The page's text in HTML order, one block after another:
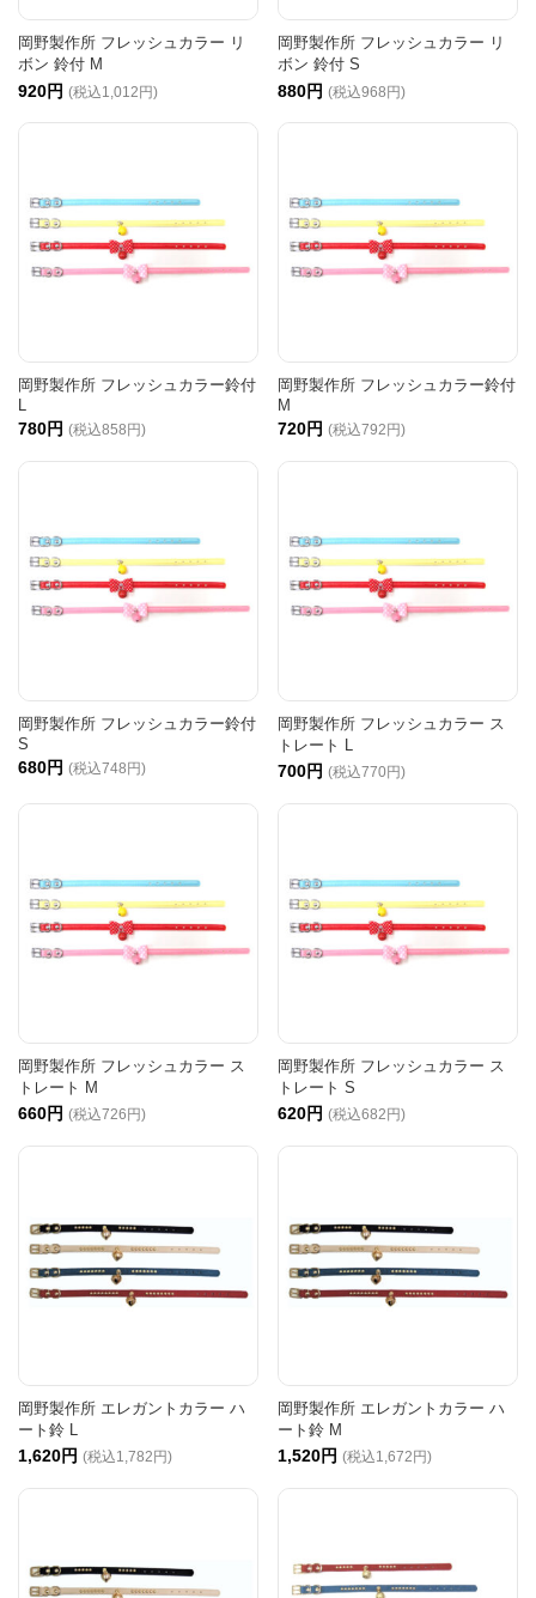
岡野製作所 フレッシュカラー リ
ボン 鈴付 M
920円 (税込1,012円)
岡野製作所 フレッシュカラー リ
ボン 鈴付 S
880円 (税込968円)
岡野製作所 フレッシュカラー鈴付
780円 (税込858円)
岡野製作所 フレッシュカラー鈴付
M
720円 (税込792円)
岡野製作所 フレッシュカラー鈴付
S
680円 (税込748円)
岡野製作所 フレッシュカラー ス
トレート L
700円 (税込770円)
岡野製作所 フレッシュカラー ス
トレート M
660円 (税込726円)
岡野製作所 フレッシュカラー ス
トレート S
620円 (税込682円)
岡野製作所 エレガントカラー ハ
ート鈴 L
1,620円 (税込1,782円)
岡野製作所 エレガントカラー ハ
ート鈴 M
1,520円 (税込1,672円)